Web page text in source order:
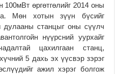
өргөтгөлийг 2014 оны
Мөн хотын зүүн бүсийг
дулааны станцыг оны сүүлч
нүүрсний уурхайг
цахилгаан станц,
5 дахь эх үүсвэр зэрэг
ажил хэрэг болгож